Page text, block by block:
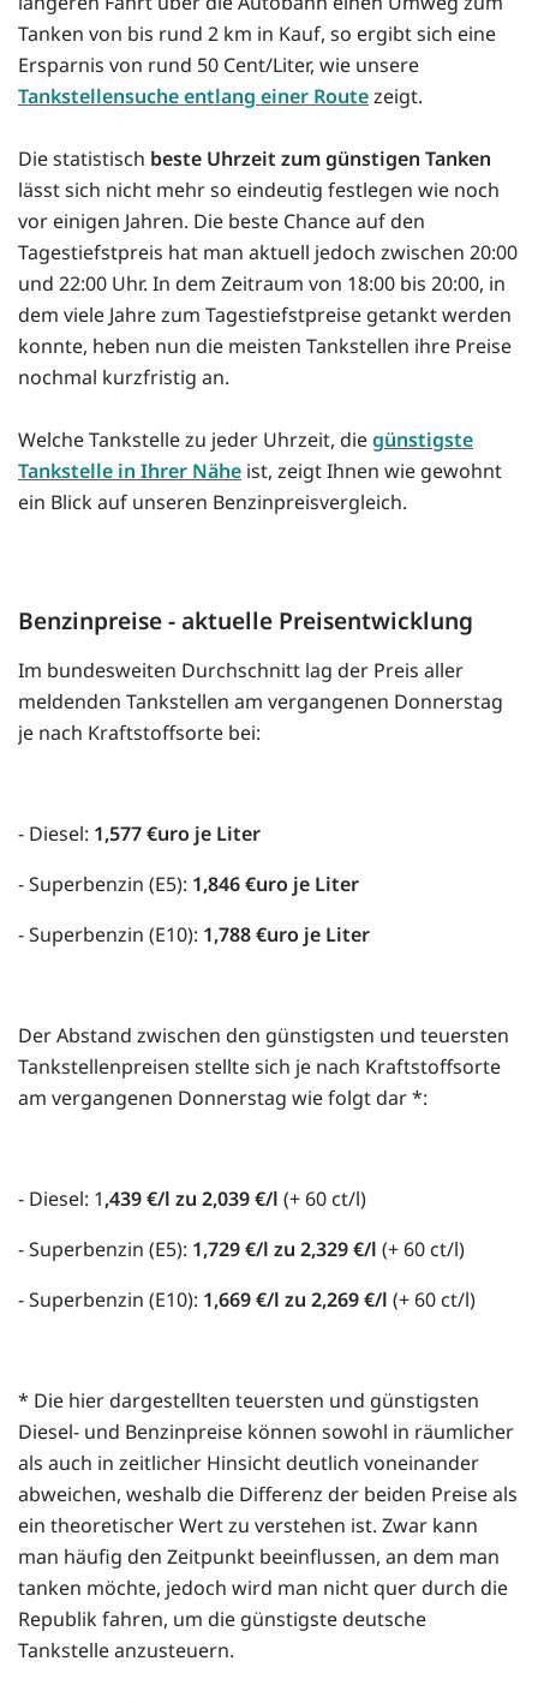
Tanken von bis rund 2 km in Kauf, so ergibt sich eine
Ersparnis von rund 50 Cent/Liter, wie unsere
Tankstellensuche entlang einer Routezeigt.
Die statistisch beste Uhrzeit zum günstigen Tanken
lässt sich nicht mehr so eindeutig festlegen wie noch
vor einigen Jahren. Die beste Chance auf den
Tagestiefstpreis hat man aktuell jedoch zwischen 20:00
und 22:00 Uhr. In dem Zeitraum von 18:00 bis 20:00, in
dem viele Jahre zum Tagestiefstpreise getankt werden
konnte, heben nun die meisten Tankstellen ihre Preise
nochmal kurzfristig an.
Welche Tankstelle zu jeder Uhrzeit, diegünstigste
Tankstelle in Ihrer Nähe ist, zeigt Ihnen wie gewohnt
ein Blick auf unseren Benzinpreisvergleich.
Benzinpreise - aktuelle Preisentwicklung
Im bundesweiten Durchschnitt lag der Preis aller
meldenden Tankstellen am vergangenen Donnerstag
je nach Kraftstoffsorte bei:
- Diesel: 1,577 €uro je Liter
- Superbenzin (E5): 1,846 €uro je Liter
- Superbenzin (E10): 1,788 €uro je Liter
Der Abstand zwischen den günstigsten und teuersten
Tankstellenpreisen stellte sich je nach Kraftstoffsorte
am vergangenen Donnerstag wie folgt dar *:
- Diesel: 1,439 €/l zu 2,039 €/l (+ 60 ct/l)
- Superbenzin (E5): 1,729 €/l zu 2,329 €/l (+ 60 ct/l)
- Superbenzin (E10): 1,669 €/l zu 2,269 €/l (+ 60 ct/l)
* Die hier dargestellten teuersten und günstigsten
Diesel- und Benzinpreise können sowohl in räumlicher
als auch in zeitlicher Hinsicht deutlich voneinander
abweichen, weshalb die Differenz der beiden Preise als
ein theoretischer Wert zu verstehen ist. Zwar kann
man häufig den Zeitpunkt beeinflussen, an dem man
tanken möchte, jedoch wird man nicht quer durch die
Republik fahren, um die günstigste deutsche
Tankstelle anzusteuern.